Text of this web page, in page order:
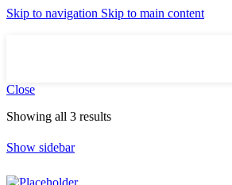
Skip to navigation Skip to main content
Close
Showing all 3 results
Show sidebar